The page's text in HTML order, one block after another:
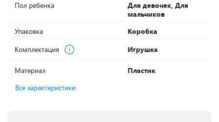
Пол ребенка
Для девочек, Для
мальчиков
Упаковка
Коробка
Комплектация
Игрушка
Материал
Пластик
Все характеристики